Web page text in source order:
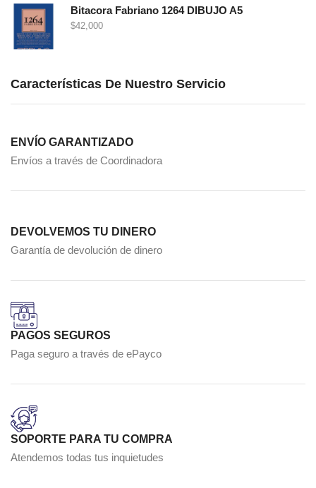
Bitacora Fabriano 1264 DIBUJO A5
$42,000
Características De Nuestro Servicio
ENVÍO GARANTIZADO
Envíos a través de Coordinadora
DEVOLVEMOS TU DINERO
Garantía de devolución de dinero
PAGOS SEGUROS
Paga seguro a través de ePayco
SOPORTE PARA TU COMPRA
Atendemos todas tus inquietudes